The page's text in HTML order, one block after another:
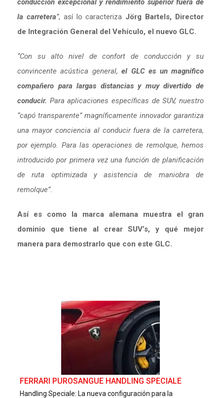
la carretera”, así lo caracteriza Jörg Bartels, Director
de Integración General del Vehículo, el nuevo GLC.
“Con su alto nivel de confort de conducción y su
convincente acústica general,el GLC es un magnífico
compañero para largas distancias y muy divertido de
conducir. Para aplicaciones específicas de SUV, nuestro
“capó transparente” magníficamente innovador garantiza
una mayor conciencia al conducir fuera de la carretera,
por ejemplo. Para las operaciones de remolque, hemos
introducido por primera vez una función de planificación
de ruta optimizada y asistencia de maniobra de
remolque”.
Así es como la marca alemana muestra el gran
dominio que tiene al crear SUV’s, y qué mejor
manera para demostrarlo que con este GLC.
FERRARI PUROSANGUE HANDLING SPECIALE
Handling Speciale: La nueva configuración para la